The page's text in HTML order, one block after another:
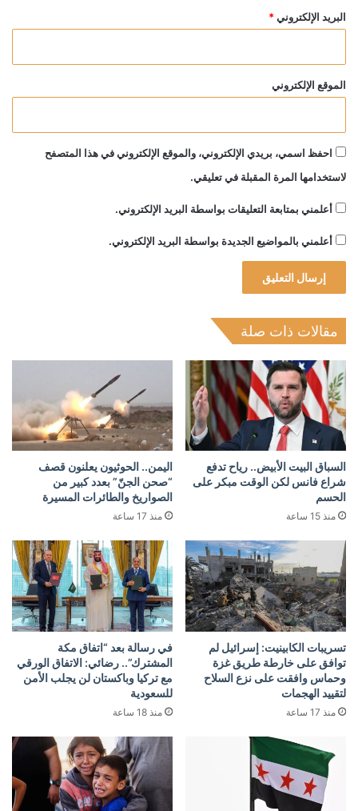
البريد الإلكتروني *
الموقع الإلكتروني
احفظ اسمي، بريدي الإلكتروني، والموقع الإلكتروني في هذا المتصفح
لاستخدامها المرة المقبلة في تعليقي.
أعلمني بمتابعة التعليقات بواسطة البريد الإلكتروني.
أعلمني بالمواضيع الجديدة بواسطة البريد الإلكتروني.
مقالات ذات صلة
السباق البيت الأبيض.. رياح تدفع
شراع فانس لكن الوقت مبكر على
الحسم
منذ 15 ساعة
اليمن.. الحوثيون يعلنون قصف
“صحن الجنّ” بعدد كبير من
الصواريخ والطائرات المسيرة
منذ 17 ساعة
تسريبات الكابينيت: إسرائيل لم
توافق على خارطة طريق غزة
وحماس وافقت على نزع السلاح
لتقييد الهجمات
منذ 17 ساعة
في رسالة بعد “اتفاق مكة
المشترك”.. رضائي: الاتفاق الورقي
مع تركيا وباكستان لن يجلب الأمن
للسعودية
منذ 18 ساعة